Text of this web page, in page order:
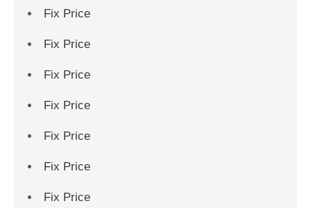
Fix Price
Fix Price
Fix Price
Fix Price
Fix Price
Fix Price
Fix Price